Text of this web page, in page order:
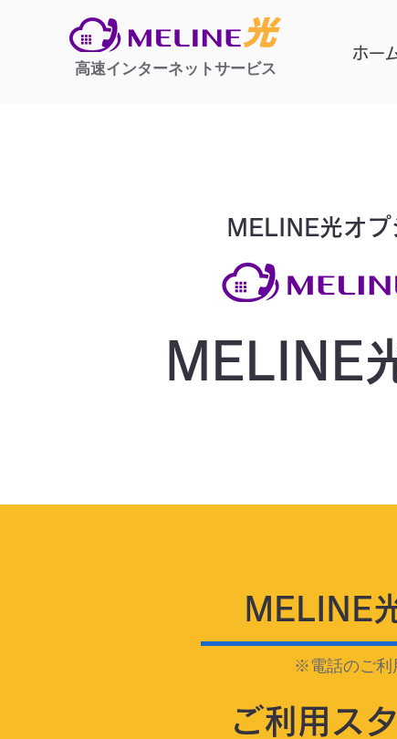
高速インターネットサービス
ホー
MELINE光オプ
MELINE
MELINE
※電話のご利
ご利用ス